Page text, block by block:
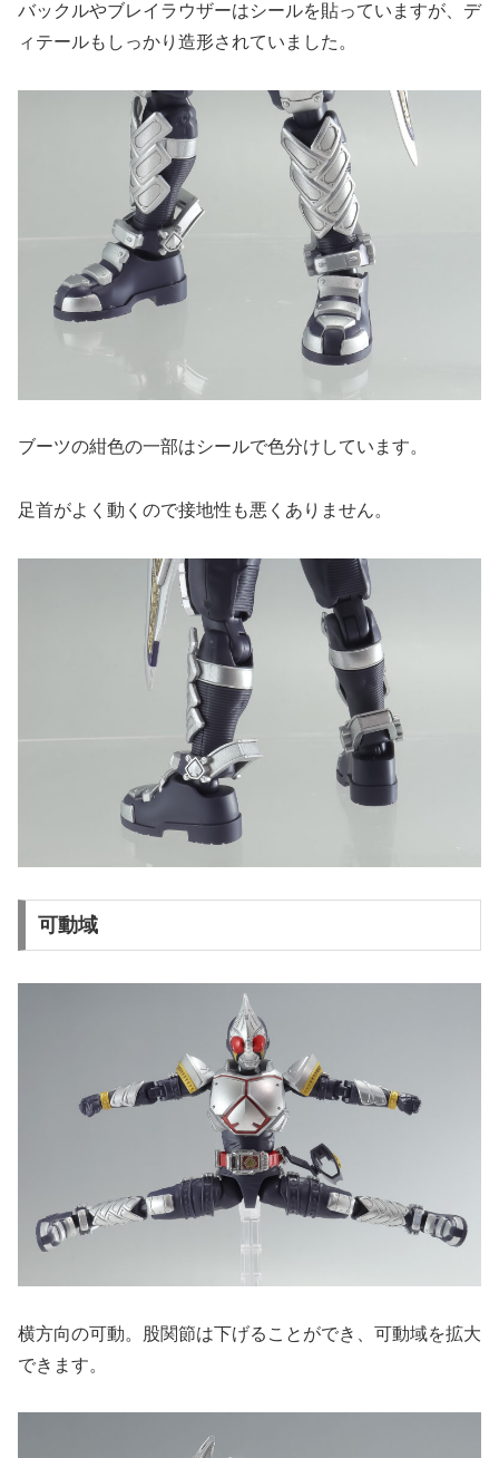
バックルやブレイラウザーはシールを貼っていますが、デ
ィテールもしっかり造形されていました。
ブーツの紺色の一部はシールで色分けしています。
足首がよく動くので接地性も悪くありません。
可動域
横方向の可動。股関節は下げることができ、可動域を拡大
できます。